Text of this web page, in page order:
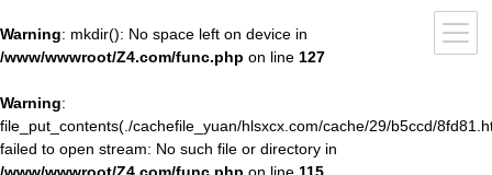
Warning: mkdir(): No space left on device in
/www/wwwroot/Z4.com/func.php on line 127
Warning:
file_put_contents(./cachefile_yuan/hlsxcx.com/cache/29/b5ccd/
failed to open stream: No such file or directory in